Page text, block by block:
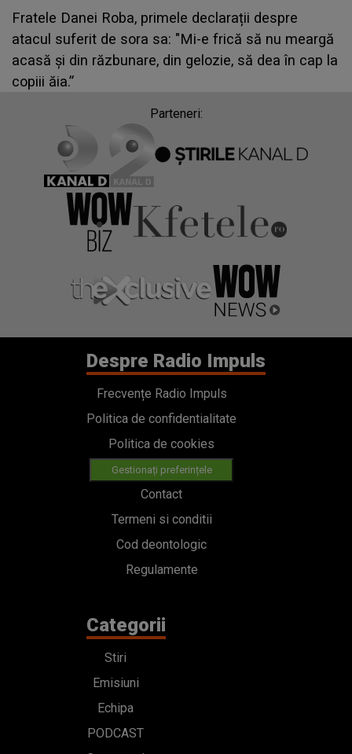
Fratele Danei Roba, primele declarații despre
atacul suferit de sora sa: "Mi-e frică să nu meargă
acasă și din răzbunare, din gelozie, să dea în cap la
copiii ăia.”
Parteneri:
Despre Radio Impuls
Frecvențe Radio Impuls
Politica de confidentialitate
Politica de cookies
Gestionați preferințele
Contact
Termeni si conditii
Cod deontologic
Regulamente
Categorii
Stiri
Emisiuni
Echipa
PODCAST